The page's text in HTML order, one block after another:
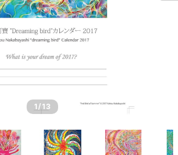
1 /13